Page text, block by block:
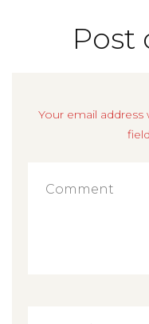
Post
Your email